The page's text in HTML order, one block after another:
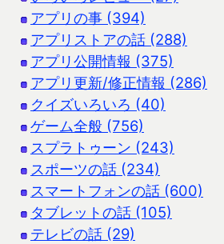
アプリの事 (394)
アプリストアの話 (288)
アプリ公開情報 (375)
アプリ更新/修正情報 (286)
クイズいろいろ (40)
ゲーム全般 (756)
スプラトゥーン (243)
スポーツの話 (234)
スマートフォンの話 (600)
タブレットの話 (105)
テレビの話 (29)